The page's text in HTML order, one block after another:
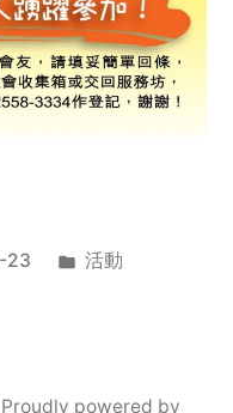
23
Posted
活動
Proudly powered by